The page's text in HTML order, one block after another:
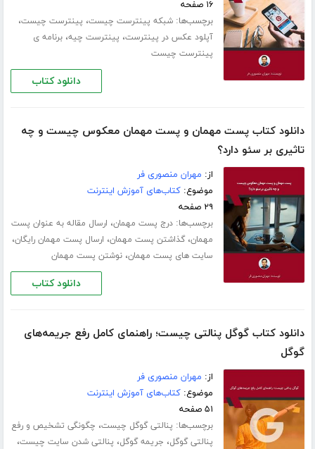
۱۶ صفحه
برچسب‌ها:شبکه پینترست چیست، پینترست چیست،
آپلود عکس در پینترست، پینترست چیه،برنامه ی
پینترست چیست
دانلود کتاب
دانلود کتاب پست مهمان و پست مهمان معکوس چیست و چه
تاثیری بر سئو دارد؟
از: مهران منصوری فر
موضوع:کتاب‌های آموزش اینترنت
۲۹ صفحه
برچسب‌ها:درج پست مهمان، ارسال مقاله به عنوان پست
مهمان،گذاشتن پست مهمان، ارسال پست مهمان رایگان،
سایت های پست مهمان،نوشتن پست مهمان
دانلود کتاب
دانلود کتاب گوگل پنالتی چیست؛ راهنمای کامل رفع جریمه‌های
گوگل
از: مهران منصوری فر
موضوع:کتاب‌های آموزش اینترنت
۵۱ صفحه
برچسب‌ها: پنالتی گوگل چیست، چگونگی تشخیص و رفع
پنالتی گوگل، جریمه گوگل، پنالتی شدن سایت چیست،